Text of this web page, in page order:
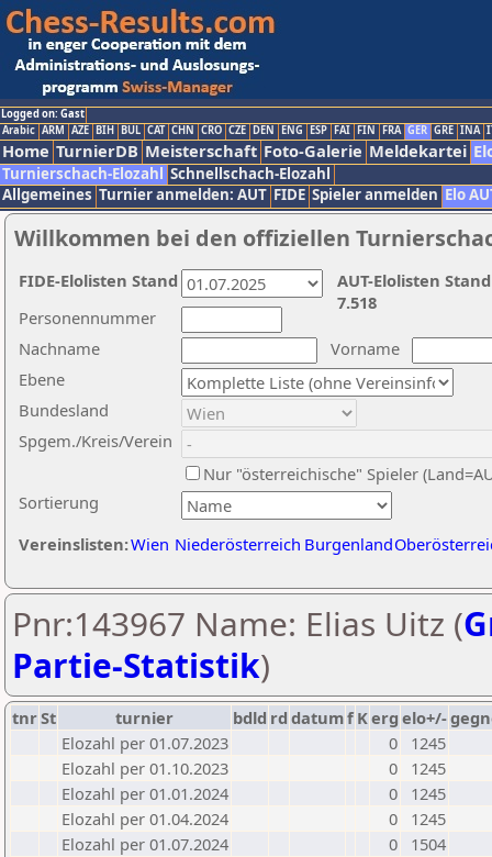
Logged on: Gast
Arabic ARM AZE BIH BUL CAT CHN CRO CZE DEN ENG ESP FAI FIN FRA GER GRE INA
Home TurnierDB Meisterschaft Foto-Galerie Meldekartei
Turnierschach-Elozahl Schnellschach-Elozahl
Allgemeines Turnier anmelden: AUT FIDE Spieler anmelden Elo
Willkommen bei den offiziellen
Nachname
Vorname
Ebene
Sortierung
Personennummer
Bundesland
Spgem./Kreis/Verein
Nur "österreichische" Spieler
Vereinslisten:Wien Niederösterreich Burgenland
AUT-Elolisten
7.518
FIDE-Elolisten Stand
Pnr:143967 Name: Elias Uitz (
Partie-Statistik)
tnrSt turnier bdld rd datumf Kerg elo+/-
Elozahl per 01.07.2023
0
1245
Elozahl per 01.10.2023
0
1245
Elozahl per 01.01.2024
0
1245
Elozahl per 01.04.2024
0
1245
Elozahl per 01.07.2024
0
1504